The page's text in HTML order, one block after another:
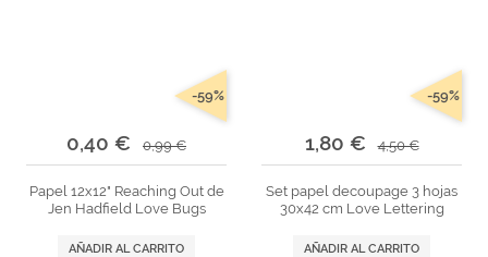
0,40 € 0,99 €
-59%
Papel 12x12" Reaching Out de
Jen Hadfield Love Bugs
AÑADIR AL CARRITO
1,80 € 4,50 €
-59%
Set papel decoupage 3 hojas
30x42 cm Love Lettering
AÑADIR AL CARRITO